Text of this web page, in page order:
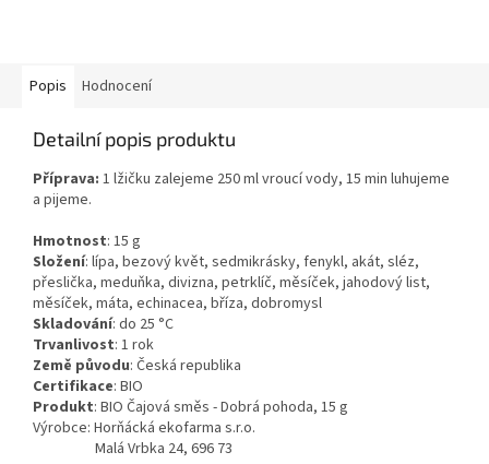
Popis Hodnocení
Detailní popis produktu
Příprava: 1 lžičku zalejeme 250 ml vroucí vody, 15 min luhujeme
a pijeme.
Hmotnost: 15 g
Složení: lípa, bezový květ, sedmikrásky, fenykl, akát, sléz,
přeslička, meduňka, divizna, petrklíč, měsíček, jahodový list,
měsíček, máta, echinacea, bříza, dobromysl
Skladování: do 25 °C
Trvanlivost: 1 rok
Země původu: Česká republika
Certifikace: BIO
Produkt: BIO Čajová směs - Dobrá pohoda, 15 g
Výrobce: Horňácká ekofarma s.r.o.
Malá Vrbka 24, 696 73